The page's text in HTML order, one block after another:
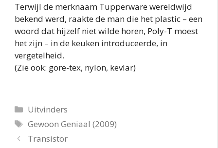
Terwijl de merknaam Tupperware wereldwijd
bekend werd, raakte de man die het plastic – een
woord dat hijzelf niet wilde horen, Poly-T moest
het zijn – in de keuken introduceerde, in
vergetelheid.
(Zie ook: gore-tex, nylon, kevlar)
Categorieën
Uitvinders
Tags
Gewoon Geniaal (2009)
Transistor